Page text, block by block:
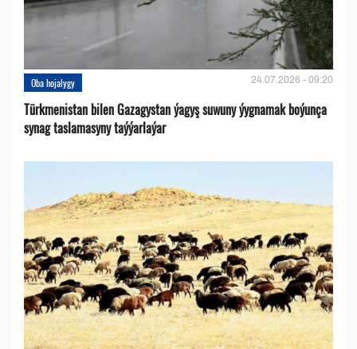
Oba hojalygy 24.07.2026 - 09:20
Türkmenistan bilen Gazagystan ýagyş suwuny ýygnamak boýunça
synag taslamasyny taýýarlaýar